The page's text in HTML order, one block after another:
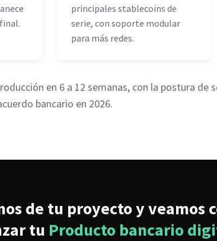
principales stablecoins de
serie, con soporte modular
para más redes.
en 6 a 12 semanas, con la postura de
bancario en 2026.
de tu proyecto y veamos
tu Producto bancario